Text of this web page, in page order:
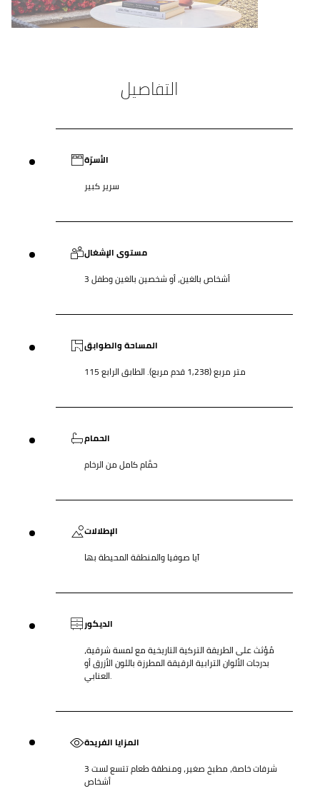
التفاصيل
الأسرّة
سرير كبير
مستوى الإشغال
3 أشخاص بالغين، أو شخصين بالغين وطفل
المساحة والطوابق
115 متر مربع (1,238 قدم مربع). الطابق الرابع
الحمام
حمَّام كامل من الرخام
الإطلالات
آيا صوفيا والمنطقة المحيطة بها
الديكور
مُؤثث على الطريقة التركية التاريخية مع لمسة شرقية،
بدرجات الألوان الترابية الرقيقة المطرزة باللون الأزرق أو
العنابي.
المزايا الفريدة
3 شرفات خاصة، مطبخ صغير، ومنطقة طعام تتسع لست
أشخاص